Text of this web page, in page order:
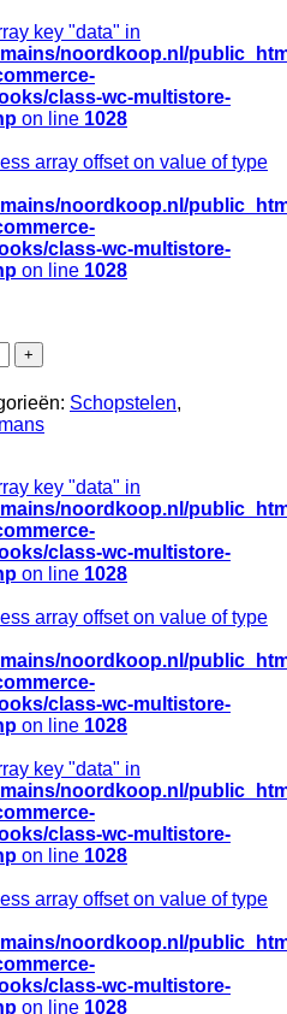
key "data" in
noordkoop.nl/
class-wc-multistore-
on line 1028
array offset on value of type
noordkoop.nl/
class-wc-multistore-
on line 1028
Schopstelen,
key "data" in
noordkoop.nl/
class-wc-multistore-
on line 1028
array offset on value of type
noordkoop.nl/
class-wc-multistore-
on line 1028
key "data" in
noordkoop.nl/
class-wc-multistore-
on line 1028
array offset on value of type
noordkoop.nl/
class-wc-multistore-
on line 1028